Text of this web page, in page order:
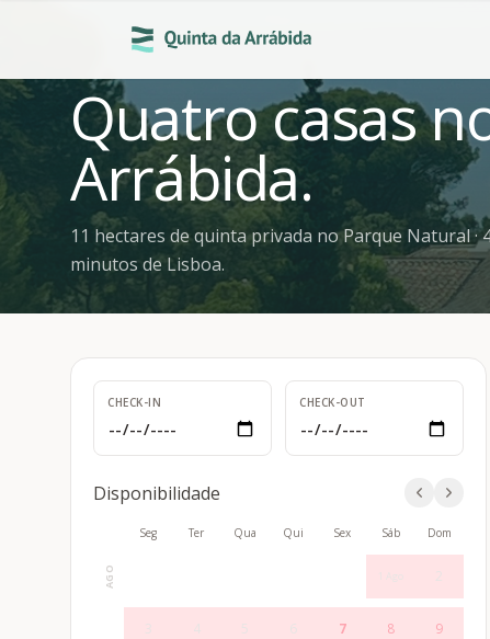
Quatro casas
Arrábida.
11 hectares de quinta privada no Parque Natural ·
minutos de Lisboa.
CHECK-IN CHECK-OUT
Disponibilidade
Seg Ter Qua Qui Sex Sáb Dom
AGO 2
3 4 5 6 7 8 9